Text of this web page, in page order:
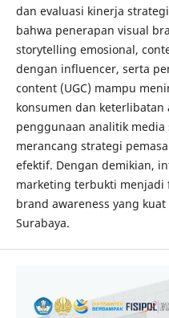
dan evaluasi kinerja
bahwa penerapan visual
storytelling emosional,
dengan influencer, serta
content (UGC) mampu
konsumen dan keterlibatan
penggunaan analitik
merancang strategi
efektif. Dengan demikian,
marketing terbukti menjadi
brand awareness yang
Surabaya.